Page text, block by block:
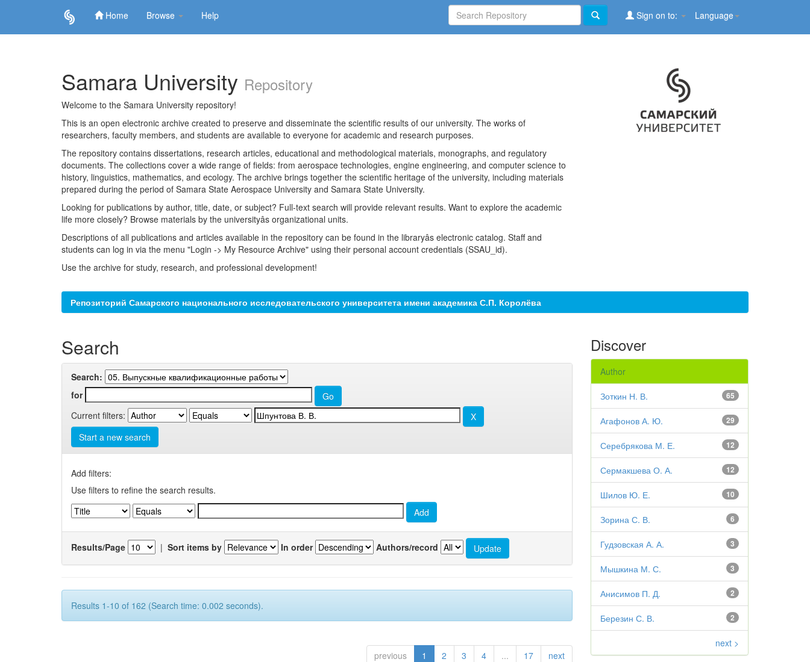
Home Browse Help Language
Sign on to:
Samara University Repository
Welcome to the Samara University repository!
This is an open electronic archive created to preserve and disseminate the scientific results of our university. The works of
researchers, faculty members, and students are available to everyone for academic and research purposes.
The repository contains dissertations, research articles, educational and methodological materials, monographs, and regulatory
documents. The collections cover a wide range of fields: from aerospace technologies, engine engineering, and computer science to
history, linguistics, mathematics, and ecology. The archive brings together the scientific heritage of the university, including materials
prepared during the period of Samara State Aerospace University and Samara State University.
Looking for publications by author, title, date, or subject? Full-text search will provide relevant results. Want to explore the academic
life more closely? Browse materials by the universityâs organizational units.
Descriptions of all publications and articles available in the repository can be found in the libraryâs electronic catalog. Staff and
students can log in via the menu "Login -> My Resource Archive" using their personal account credentials (SSAU_id).
Use the archive for study, research, and professional development!
Репозиторий Самарского национального исследовательского университета имени академика С.П. Королёва
Search
Search:
for
Current filters:
Start a new search
Add filters:
Use filters to refine the search results.
Results/Page | Sort items by In order Authors/record
Results 1-10 of 162 (Search time: 0.002 seconds).
previous 1 2 3 4 ... 17 next
Discover
Author
65
Зоткин Н. В.
29
Агафонов А. Ю.
12
Серебрякова М. Е.
12
Сермакшева О. А.
10
Шилов Ю. Е.
6
Зорина С. В.
3
Гудзовская А. А.
3
Мышкина М. С.
2
Анисимов П. Д.
2
Березин С. В.
next >